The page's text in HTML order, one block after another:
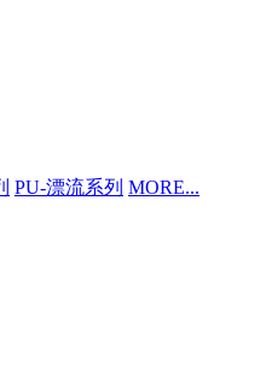
PU-漂流系列 MORE...